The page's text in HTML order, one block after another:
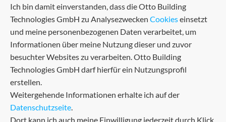
Experts in building technology
24h-Service:+49 2755 89 - 280 phone
Ich bin damit einverstanden, dass die Otto Building
Technologies GmbH zu Analysezwecken Cookieseinsetzt
und meine personenbezogenen Daten verarbeitet, um
Informationen über meine Nutzung dieser und zuvor
besuchter Websites zu verarbeiten. Otto Building
Technologies GmbH darf hierfür ein Nutzungsprofil
erstellen.
Weitergehende Informationen erhalte ich auf der
Datenschutzseite.
Dort kann ich auch meine Einwilligung jederzeit durch Klick